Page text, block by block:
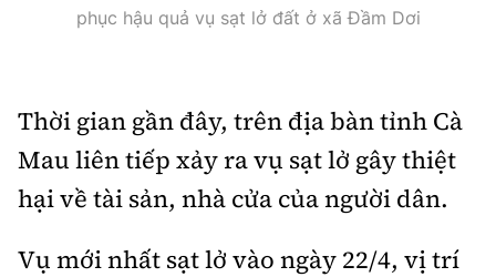
Cấm sao chép dưới mọi hình thức nếu không có sự
Thông tin tòa
soạn
phục hậu quả vụ sạt lở đất ở xã Đầm Dơi
Thời gian gần đây, trên địa bàn tỉnh Cà
Mau liên tiếp xảy ra vụ sạt lở gây thiệt
hại về tài sản, nhà cửa của người dân.
Vụ mới nhất sạt lở vào ngày 22/4, vị trí